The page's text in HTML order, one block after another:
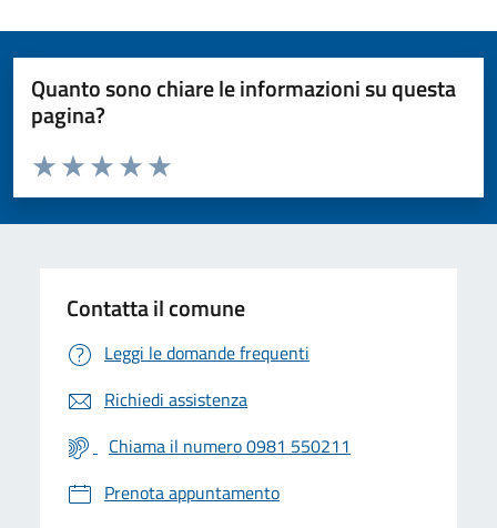
Quanto sono chiare le informazioni su questa
pagina?
Valuta da 1 a 5 stelle la pagina
Valuta 5 stelle su 5
Valuta 4 stelle su 5
Valuta 3 stelle su 5
Valuta 2 stelle su 5
Valuta 1 stelle su 5
Contatta il comune
Leggi le domande frequenti
Richiedi assistenza
Chiama il numero 0981 550211
Prenota appuntamento